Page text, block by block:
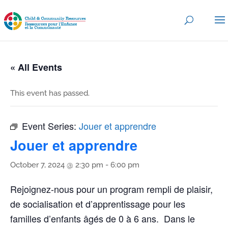
« All Events
This event has passed.
Event Series: Jouer et apprendre
Jouer et apprendre
October 7, 2024 @ 2:30 pm - 6:00 pm
Rejoignez-nous pour un program rempli de plaisir,
de socialisation et d’apprentissage pour les
familles d’enfants âgés de 0 à 6 ans. Dans le